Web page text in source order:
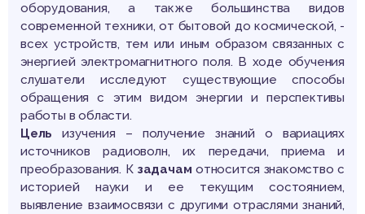
оборудования, а также большинства видов
современной техники, от бытовой до космической, -
всех устройств, тем или иным образом связанных с
энергией электромагнитного поля. В ходе обучения
слушатели исследуют существующие способы
обращения с этим видом энергии и перспективы
работы в области.
Цельизучения – получение знаний о вариациях
источников радиоволн, их передачи, приема и
преобразования. К задачам относится знакомство с
историей науки и ее текущим состоянием,
выявление взаимосвязи с другими отраслями знаний,